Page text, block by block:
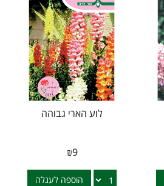
לוע הארי גבוהה
₪9
הוספה לעגלה